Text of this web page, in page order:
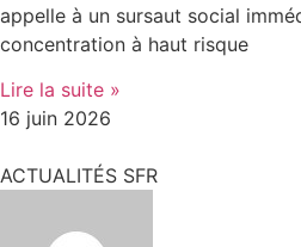
appelle à un sursaut social
concentration à haut risque
Lire la suite »
16 juin 2026
ACTUALITÉS SFR